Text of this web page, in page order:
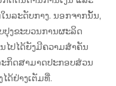
ນລະດັບກາງ. ນອກຈາກນັ້ນ,
ງຂະບວນການຜະລິດ
ປໄດ້ຍັງມີຄວາມສຳຄັນ
ກິດສາມາດປະກອບສ່ວນ
ດ້ຢ່າງເຕັມທີ່.